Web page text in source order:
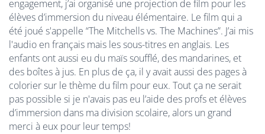
engagement, j’ai organisé une projection de film pour les
élèves d’immersion du niveau élémentaire. Le film qui a
été joué s'appelle “The Mitchells vs. The Machines”. J’ai mis
l'audio en français mais les sous-titres en anglais. Les
enfants ont aussi eu du maïs soufflé, des mandarines, et
des boîtes à jus. En plus de ça, il y avait aussi des pages à
colorier sur le thème du film pour eux. Tout ça ne serait
pas possible si je n'avais pas eu l’aide des profs et élèves
d’immersion dans ma division scolaire, alors un grand
merci à eux pour leur temps!